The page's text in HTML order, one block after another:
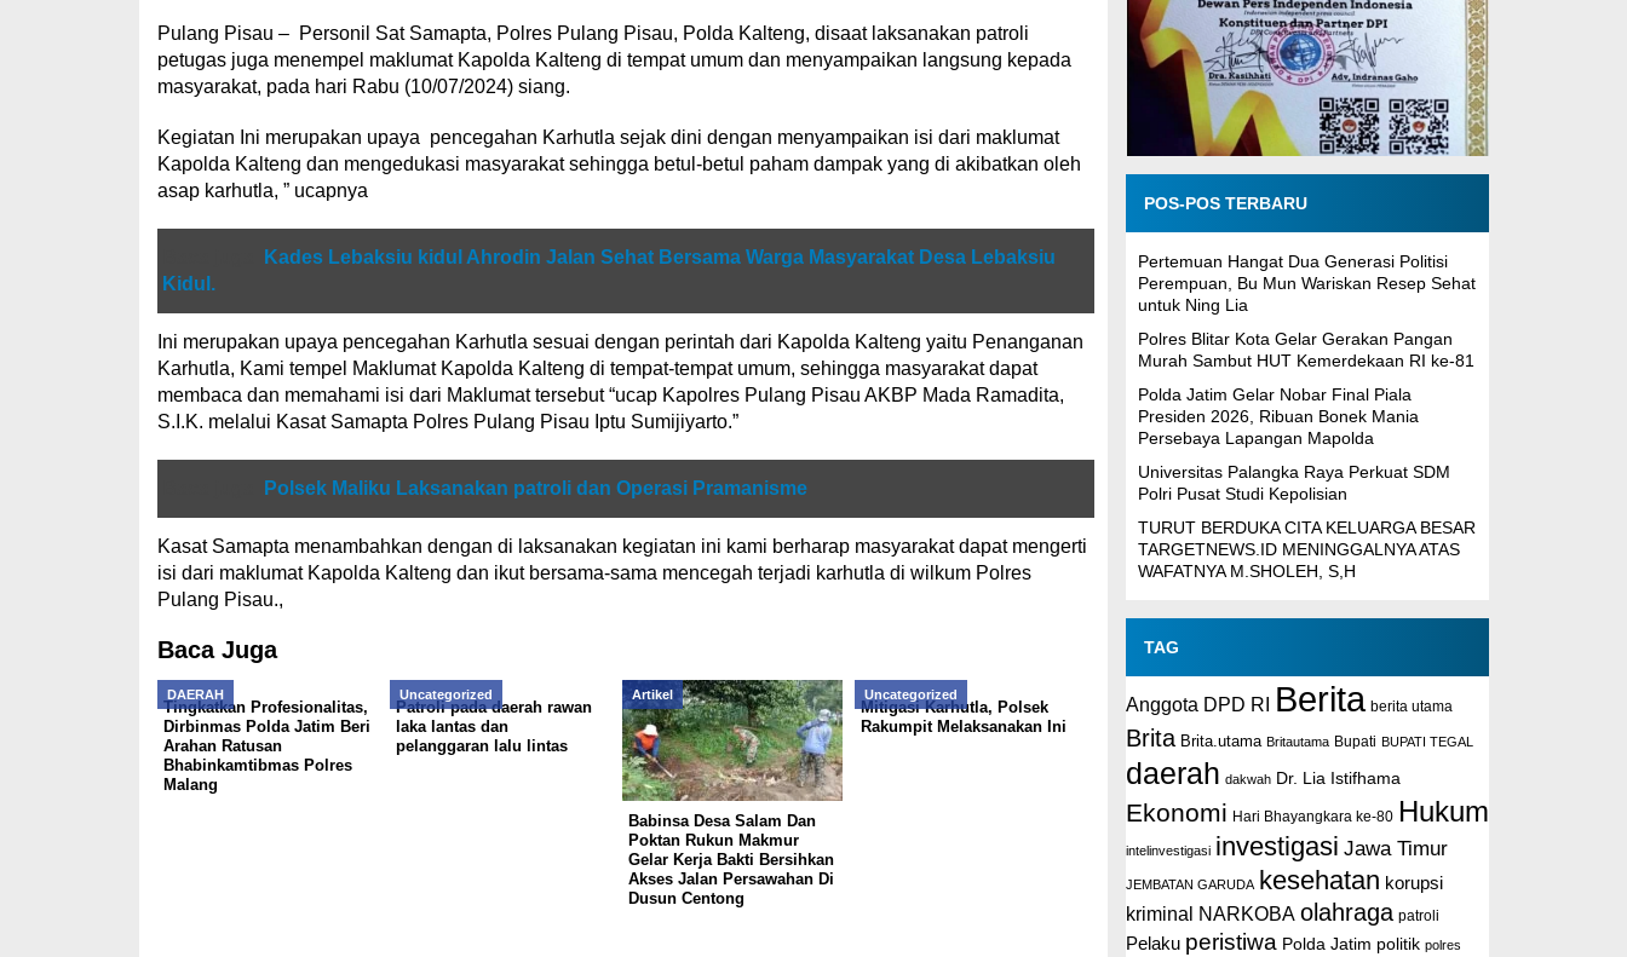
Pulang Pisau – Personil Sat Samapta, Polres Pulang Pisau, Polda Kalteng, disaat laksanakan patroli
petugas juga menempel maklumat Kapolda Kalteng di tempat umum dan menyampaikan langsung kepada
masyarakat, pada hari Rabu (10/07/2024) siang.
Kegiatan Ini merupakan upaya pencegahan Karhutla sejak dini dengan menyampaikan isi dari maklumat
Kapolda Kalteng dan mengedukasi masyarakat sehingga betul-betul paham dampak yang di akibatkan oleh
asap karhutla, ” ucapnya
Kades Lebaksiu kidul Ahrodin Jalan Sehat Bersama Warga Masyarakat Desa Lebaksiu
Kidul.
Ini merupakan upaya pencegahan Karhutla sesuai dengan perintah dari Kapolda Kalteng yaitu Penanganan
Karhutla, Kami tempel Maklumat Kapolda Kalteng di tempat-tempat umum, sehingga masyarakat dapat
membaca dan memahami isi dari Maklumat tersebut “ucap Kapolres Pulang Pisau AKBP Mada Ramadita,
S.I.K. melalui Kasat Samapta Polres Pulang Pisau Iptu Sumijiyarto.”
Polsek Maliku Laksanakan patroli dan Operasi Pramanisme
Kasat Samapta menambahkan dengan di laksanakan kegiatan ini kami berharap masyarakat dapat mengerti
isi dari maklumat Kapolda Kalteng dan ikut bersama-sama mencegah terjadi karhutla di wilkum Polres
Pulang Pisau.,
Baca Juga
DAERAH
Tingkatkan Profesionalitas,
Dirbinmas Polda Jatim Beri
Arahan Ratusan
Bhabinkamtibmas Polres
Malang
Uncategorized
Patroli pada daerah rawan
laka lantas dan
pelanggaran lalu lintas
Artikel
Babinsa Desa Salam Dan
Poktan Rukun Makmur
Gelar Kerja Bakti Bersihkan
Akses Jalan Persawahan Di
Dusun Centong
Uncategorized
Mitigasi Karhutla, Polsek
Rakumpit Melaksanakan Ini
POS-POS TERBARU
Pertemuan Hangat Dua Generasi Politisi
Perempuan, Bu Mun Wariskan Resep Sehat
untuk Ning Lia
Polres Blitar Kota Gelar Gerakan Pangan
Murah Sambut HUT Kemerdekaan RI ke-81
Polda Jatim Gelar Nobar Final Piala
Presiden 2026, Ribuan Bonek Mania
Persebaya Lapangan Mapolda
Universitas Palangka Raya Perkuat SDM
Polri Pusat Studi Kepolisian
TURUT BERDUKA CITA KELUARGA BESAR
TARGETNEWS.ID MENINGGALNYA ATAS
WAFATNYA M.SHOLEH, S,H
TAG
Anggota DPD RI Berita berita utama
Brita Brita.utama Britautama Bupati BUPATI TEGAL
daerah dakwah Dr. Lia Istifhama
Ekonomi Hari Bhayangkara ke-80 Hukum
intelinvestigasi investigasi Jawa Timur
JEMBATAN GARUDA kesehatan korupsi
kriminal NARKOBA olahraga patroli
Pelaku peristiwa Polda Jatim politik polres